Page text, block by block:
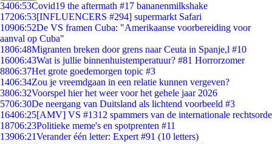
3406:53Covid19 the aftermath #17 bananenmilkshake
17206:53[INFLUENCERS #294] supermarkt Safari
10906:52De VS framen Cuba: "Amerikaanse voorbereiding voor
aanval op Cuba"
1806:48Migranten breken door grens naar Ceuta in Spanje,l #10
16006:43Wat is jullie binnenhuistemperatuur? #81 Horrorzomer
8806:37Het grote goedemorgen topic #3
1406:34Zou je vreemdgaan in een relatie kunnen vergeven?
3806:32Voorspel hier het weer voor het gehele jaar 2026
5706:30De neergang van Duitsland als lichtend voorbeeld #3
16406:25[AMV] VS #1312 spammers van de internationale rechtsorde
18706:23Politieke meme's en spotprenten #11
13906:21Verander één letter: Expert #91 (10 letters)